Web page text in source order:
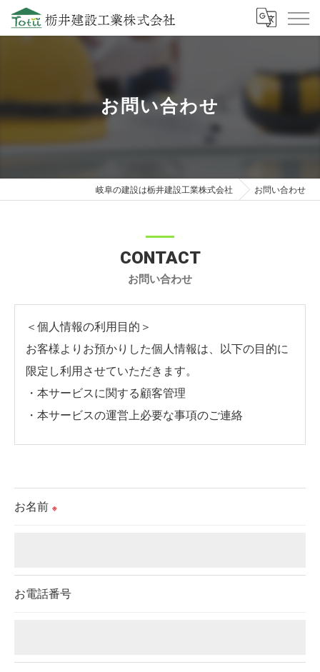
お問い合わせ
岐阜の建設は栃井建設工業株式会社 お問い合わせ
お問い合わせ
CONTACT
＜個人情報の利用目的＞
お客様よりお預かりした個人情報は、以下の目的に
限定し利用させていただきます。
・本サービスに関する顧客管理
・本サービスの運営上必要な事項のご連絡
られた場合を除き、
取得した個人情報を第三者に提供することはいたし
＜個人情報の委託について＞
当社では、利用目的の達成に必要な範囲において、
これらの委託先に対しては個人情報保護契約等の措
お名前 ※
お電話番号